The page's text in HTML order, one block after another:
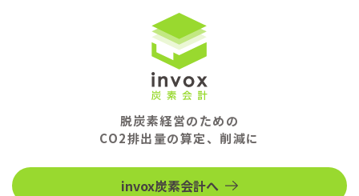
脱炭素経営のための
CO2排出量の算定、削減に
invox炭素会計へ